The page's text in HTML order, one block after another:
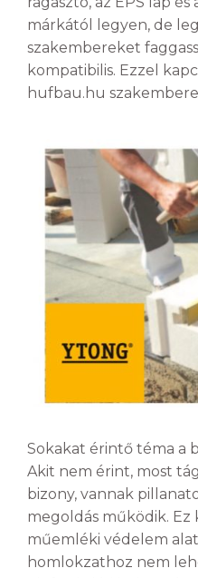
márkától legyen, de
szakembereket
kompatibilis. Ezzel
hufbau.hu
Sokakat érintő téma a
Akit nem érint, most
bizony, vannak
megoldás működik. Ez
műemléki védelem
homlokzathoz nem